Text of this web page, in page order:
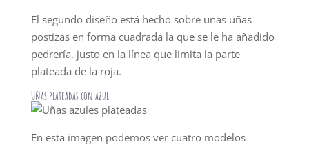
El segundo diseño está hecho sobre unas uñas
postizas en forma cuadrada la que se le ha añadido
pedrería, justo en la línea que limita la parte
plateada de la roja.
Uñas plateadas con azul
En esta imagen podemos ver cuatro modelos